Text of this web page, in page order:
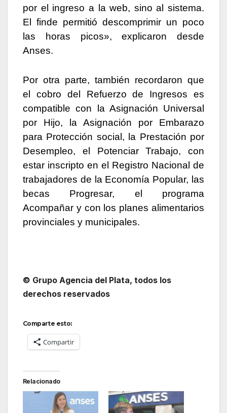
por el ingreso a la web, sino al sistema.
El finde permitió descomprimir un poco
las horas picos», explicaron desde
Anses.
Por otra parte, también recordaron que
el cobro del Refuerzo de Ingresos es
compatible con la Asignación Universal
por Hijo, la Asignación por Embarazo
para Protección social, la Prestación por
Desempleo, el Potenciar Trabajo, con
estar inscripto en el Registro Nacional de
trabajadores de la Economía Popular, las
becas Progresar, el programa
Acompañar y con los planes alimentarios
provinciales y municipales.
© Grupo Agencia del Plata, todos los
derechos reservados
Comparte esto:
Compartir
Relacionado